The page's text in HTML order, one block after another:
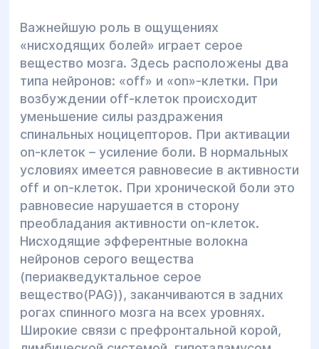
Важнейшую роль в ощущениях
«нисходящих болей» играет серое
вещество мозга. Здесь расположены два
типа нейронов: «off» и «on»-клетки. При
возбуждении off-клеток происходит
уменьшение силы раздражения
спинальных ноцицепторов. При активации
оn-клеток – усиление боли. В нормальных
условиях имеется равновесие в активности
off и on-клеток. При хронической боли это
равновесие нарушается в сторону
преобладания активности on-клеток.
Нисходящие эфферентные волокна
нейронов серого вещества
(периакведуктальное серое
вещество(PAG)), заканчиваются в задних
рогах спинного мозга на всех уровнях.
Широкие связи с префронтальной корой,